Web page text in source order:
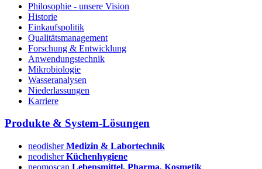
Philosophie - unsere Vision
Historie
Einkaufspolitik
Qualitätsmanagement
Forschung & Entwicklung
Anwendungstechnik
Mikrobiologie
Wasseranalysen
Niederlassungen
Karriere
Produkte & System-Lösungen
neodisherMedizin & Labortechnik
neodisherKüchenhygiene
neomoscan Lebensmittel, Pharma, Kosmetik